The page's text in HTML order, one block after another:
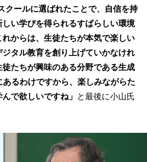
クールに選ばれたことで、自信を持
い学びを得られるすばらしい環境
れからは、生徒たちが本気で楽しい
ジタル教育を創り上げていかなけれ
たちが興味のある分野である生成
るわけですから、楽しみながらた
で欲しいですね」 と最後に小山氏